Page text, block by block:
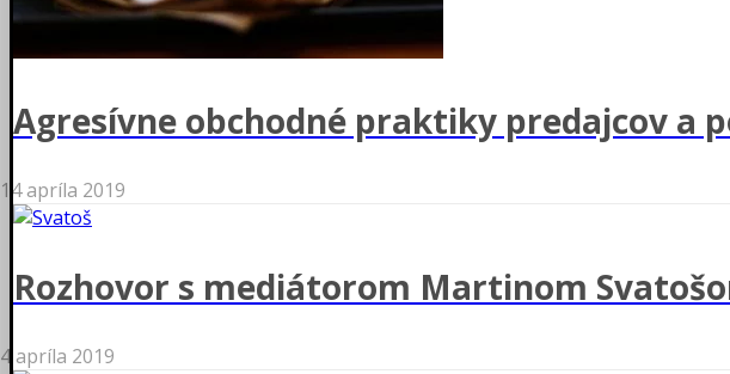
Agresívne obchodné praktiky predajcov a
14 apríla 2019
Rozhovor s mediátorom Martinom
4 apríla 2019